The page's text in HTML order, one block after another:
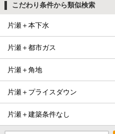
こだわり条件から類似検索
片瀬＋本下水
片瀬＋都市ガス
片瀬＋角地
片瀬＋プライスダウン
片瀬＋建築条件なし